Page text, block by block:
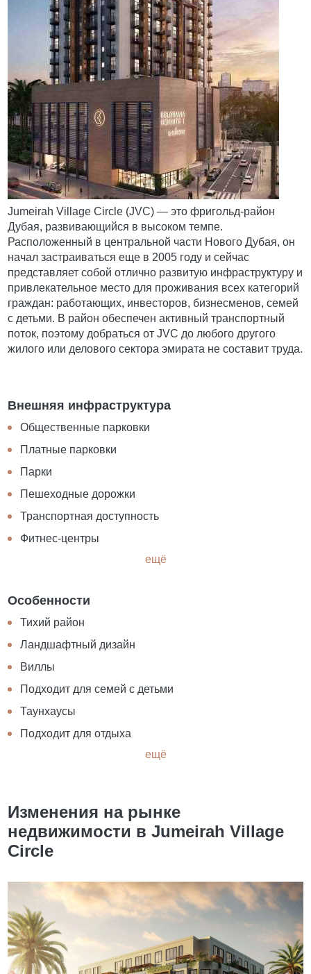
Jumeirah Village Circle (JVC) — это фригольд-район
Дубая, развивающийся в высоком темпе.
Расположенный в центральной части Нового Дубая, он
начал застраиваться еще в 2005 году и сейчас
представляет собой отлично развитую инфраструктуру и
привлекательное место для проживания всех категорий
граждан: работающих, инвесторов, бизнесменов, семей
с детьми. В район обеспечен активный транспортный
поток, поэтому добраться от JVC до любого другого
жилого или делового сектора эмирата не составит труда.
Внешняя инфраструктура
Общественные парковки
Платные парковки
Парки
Пешеходные дорожки
Транспортная доступность
Фитнес-центры
ещё
Особенности
Тихий район
Ландшафтный дизайн
Виллы
Подходит для семей с детьми
Таунхаусы
Подходит для отдыха
ещё
Изменения на рынке
недвижимости в Jumeirah Village
Circle